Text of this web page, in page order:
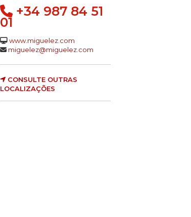
+34 987 84 51
01
www.miguelez.com
miguelez@miguelez.com
CONSULTE OUTRAS
LOCALIZAÇÕES